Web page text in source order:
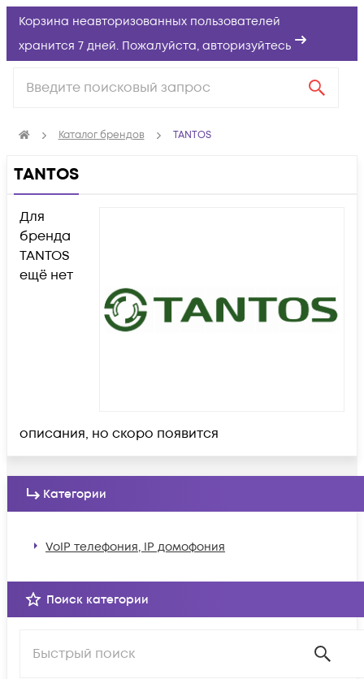
Корзина неавторизованных пользователей
хранится 7 дней. Пожалуйста, авторизуйтесь
Каталог брендов TANTOS
TANTOS
Для
бренда
TANTOS
ещё нет
описания, но скоро появится
Категории
VoIP телефония, IP домофония
Поиск категории